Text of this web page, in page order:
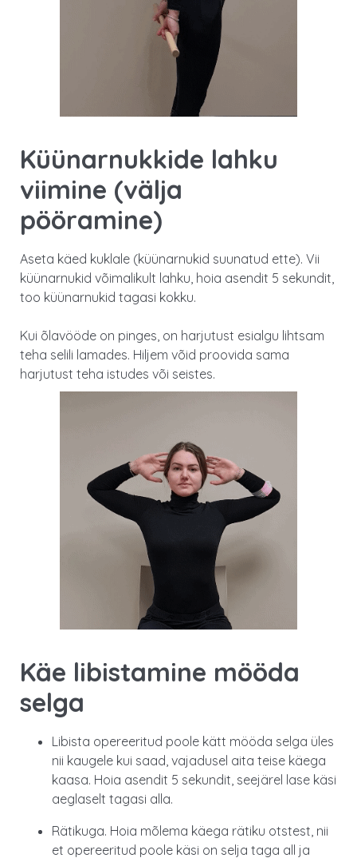
Küünarnukkide lahku
viimine (välja
pööramine)
Aseta käed kuklale (küünarnukid suunatud ette). Vii
küünarnukid võimalikult lahku, hoia asendit 5 sekundit,
too küünarnukid tagasi kokku.
Kui õlavööde on pinges, on harjutust esialgu lihtsam
teha selili lamades. Hiljem võid proovida sama
harjutust teha istudes või seistes.
Käe libistamine mööda
selga
Libista opereeritud poole kätt mööda selga üles
nii kaugele kui saad, vajadusel aita teise käega
kaasa. Hoia asendit 5 sekundit, seejärel lase käsi
aeglaselt tagasi alla.
Rätikuga. Hoia mõlema käega rätiku otstest, nii
et opereeritud poole käsi on selja taga all ja